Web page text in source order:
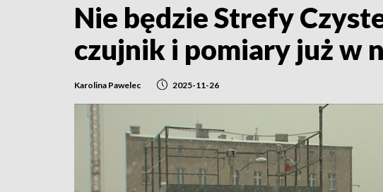
Nie będzie Strefy
czujnik i pomiary już w
Karolina Pawelec 2025-11-26